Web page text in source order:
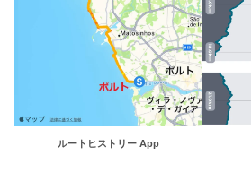
ルートヒストリー App